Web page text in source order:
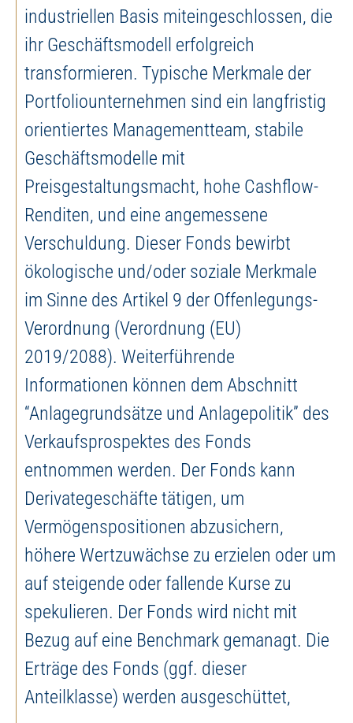
industriellen Basis miteingeschlossen, die
ihr Geschäftsmodell erfolgreich
transformieren. Typische Merkmale der
Portfoliounternehmen sind ein langfristig
orientiertes Managementteam, stabile
Geschäftsmodelle mit
Preisgestaltungsmacht, hohe Cashflow-
Renditen, und eine angemessene
Verschuldung. Dieser Fonds bewirbt
ökologische und/oder soziale Merkmale
im Sinne des Artikel 9 der Offenlegungs-
Verordnung (Verordnung (EU)
2019/2088). Weiterführende
Informationen können dem Abschnitt
“Anlagegrundsätze und Anlagepolitik” des
Verkaufsprospektes des Fonds
entnommen werden. Der Fonds kann
Derivategeschäfte tätigen, um
Vermögenspositionen abzusichern,
höhere Wertzuwächse zu erzielen oder um
auf steigende oder fallende Kurse zu
spekulieren. Der Fonds wird nicht mit
Bezug auf eine Benchmark gemanagt. Die
Erträge des Fonds (ggf. dieser
Anteilklasse) werden ausgeschüttet,